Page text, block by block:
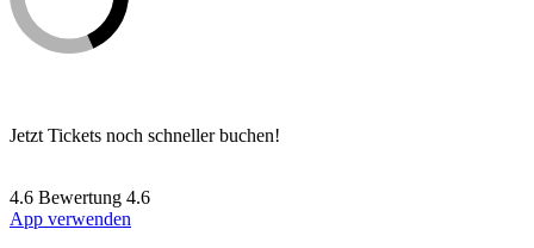
Jetzt Tickets noch schneller buchen!
4.6 Bewertung 4.6
App verwenden